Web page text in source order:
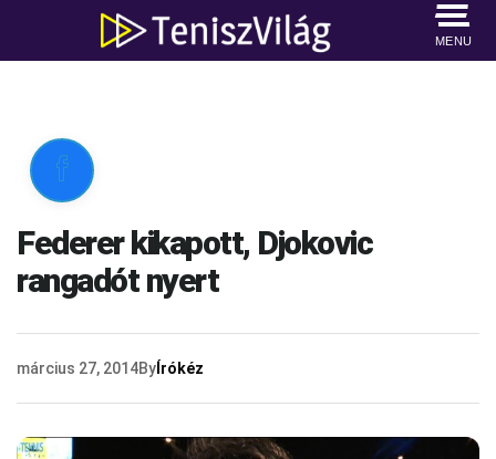
MENU

Federer kikapott, Djokovic
rangadót nyert
március 27, 2014By Írókéz